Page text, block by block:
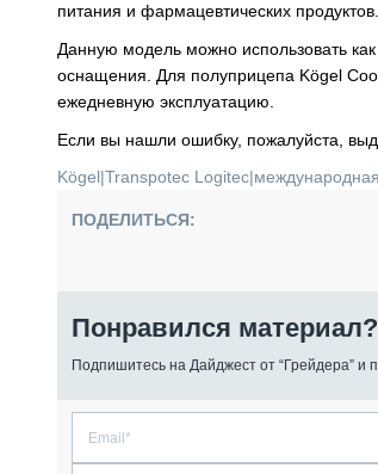
питания и фармацевтических продуктов.
Данную модель можно использовать
оснащения. Для полуприцепа Kögel
ежедневную эксплуатацию.
Если вы нашли ошибку, пожалуйста,
Kögel|Transpotec Logitec|
ПОДЕЛИТЬСЯ:
Понравился материал?
Подпишитесь на Дайджест от “Грейдера” и